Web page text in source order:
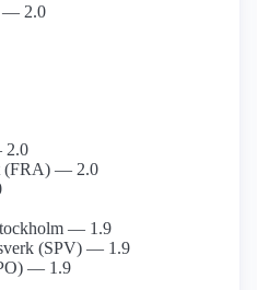
— 2.0
2.0
(FRA) — 2.0
— 1.9
(SPV) — 1.9
— 1.9